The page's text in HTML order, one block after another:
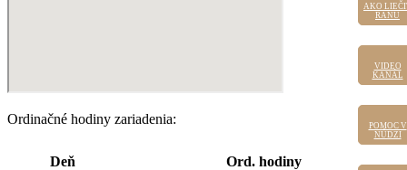
Ordinačné hodiny zariadenia:
Deň Ord. hodiny
AKO
RANU
VIDEO
KANÁL
POMOC
V NÚDZI
AKO
RANU
VIDEO
KANÁL
POMOC V
NÚDZI